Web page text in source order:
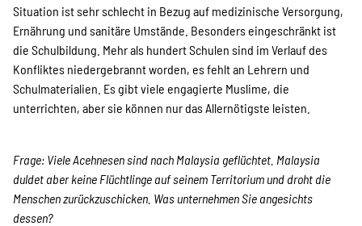
Situation ist sehr schlecht in Bezug auf medizinische Versorgung,
Ernährung und sanitäre Umstände. Besonders eingeschränkt ist
die Schulbildung. Mehr als hundert Schulen sind im Verlauf des
Konfliktes niedergebrannt worden, es fehlt an Lehrern und
Schulmaterialien. Es gibt viele engagierte Muslime, die
unterrichten, aber sie können nur das Allernötigste leisten.
Frage: Viele Acehnesen sind nach Malaysia geflüchtet. Malaysia
duldet aber keine Flüchtlinge auf seinem Territorium und droht die
Menschen zurückzuschicken. Was unternehmen Sie angesichts
dessen?